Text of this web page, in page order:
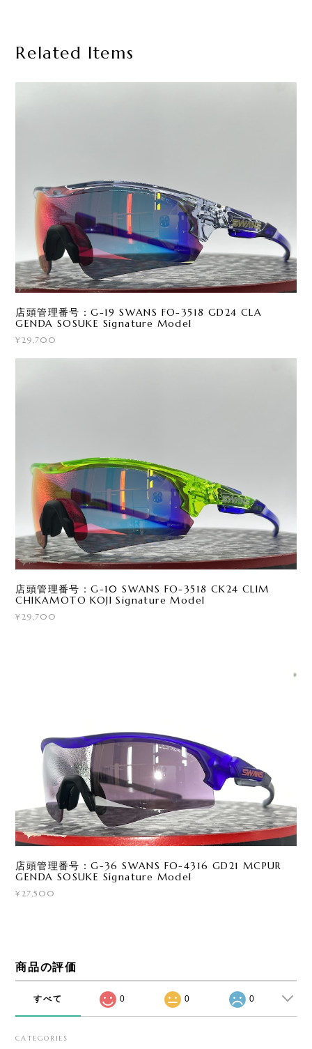
Related Items
店頭管理番号：G-19 SWANS FO-3518 GD24 CLA
GENDA SOSUKE Signature Model
¥29,700
店頭管理番号：G-10 SWANS FO-3518 CK24 CLIM
CHIKAMOTO KOJI Signature Model
¥29,700
店頭管理番号：G-36 SWANS FO-4316 GD21 MCPUR
GENDA SOSUKE Signature Model
¥27,500
商品の評価
すべて 0 0 0
CATEGORIES